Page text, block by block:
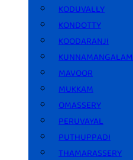
KODUVALLY
KONDOTTY
KOODARANJI
KUNNAMANGALAM
MAVOOR
MUKKAM
OMASSERY
PERUVAYAL
PUTHUPPADI
THAMARASSERY